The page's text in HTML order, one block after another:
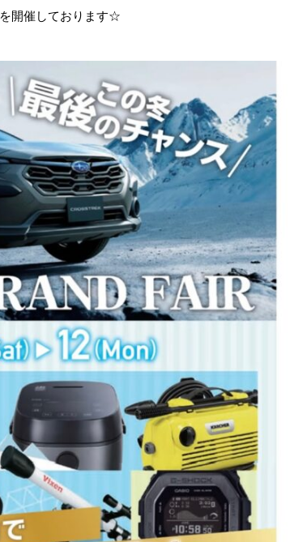
を開催しております☆